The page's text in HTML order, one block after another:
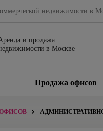
и продажа
в Москве
Продажа офисов